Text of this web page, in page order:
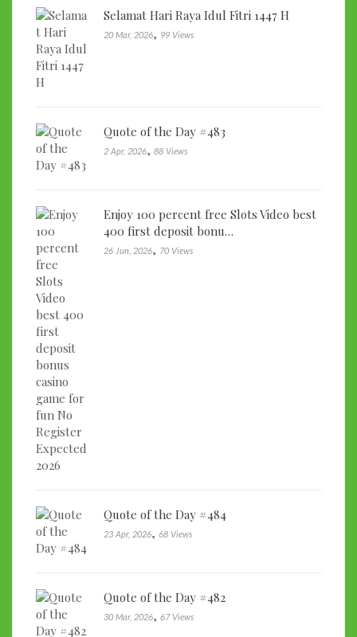
Selamat Hari Raya Idul Fitri 1447 H
20 Mar, 2026, 99 Views
Quote of the Day #483
2 Apr, 2026, 88 Views
Enjoy 100 percent free Slots Video best
400 first deposit bonu…
26 Jun, 2026, 70 Views
Quote of the Day #484
23 Apr, 2026, 68 Views
Quote of the Day #482
30 Mar, 2026, 67 Views